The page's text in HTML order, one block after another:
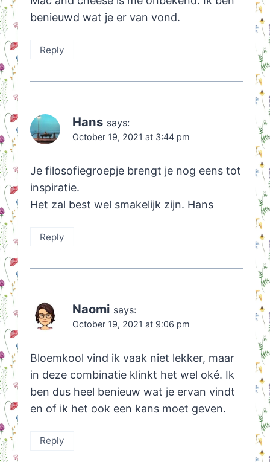
benieuwd wat je er van vond.
Reply
Hans says:
October 19, 2021 at 3:44 pm
Je filosofiegroepje brengt je nog eens tot
inspiratie.
Het zal best wel smakelijk zijn. Hans
Reply
Naomi says:
October 19, 2021 at 9:06 pm
Bloemkool vind ik vaak niet lekker, maar
in deze combinatie klinkt het wel oké. Ik
ben dus heel benieuw wat je ervan vindt
en of ik het ook een kans moet geven.
Reply